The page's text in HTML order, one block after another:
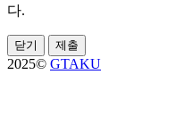
다.
닫기 제출
2025© GTAKU